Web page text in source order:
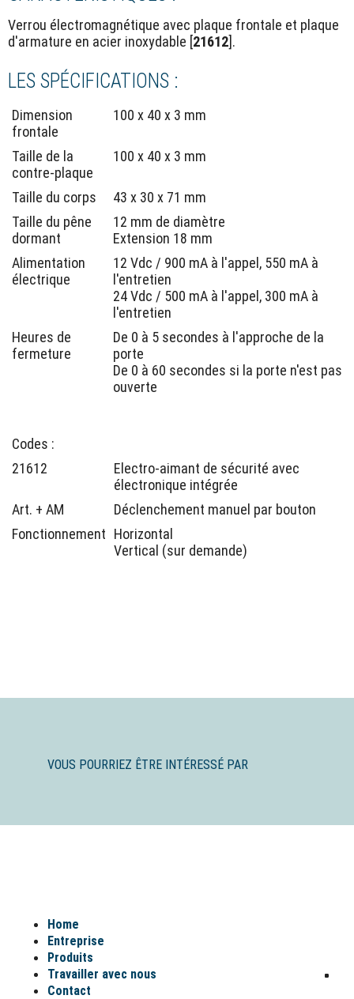
Verrou électromagnétique avec plaque frontale et plaque
d'armature en acier inoxydable [21612].
LES SPÉCIFICATIONS :
Dimension
frontale
100 x 40 x 3 mm
Taille de la
contre-plaque
100 x 40 x 3 mm
Taille du corps
43 x 30 x 71 mm
Taille du pêne
dormant
12 mm de diamètre
Extension 18 mm
Alimentation
électrique
12 Vdc / 900 mA à l'appel, 550 mA à
l'entretien
24 Vdc / 500 mA à l'appel, 300 mA à
l'entretien
Heures de
fermeture
De 0 à 5 secondes à l'approche de la
porte
De 0 à 60 secondes si la porte n'est pas
ouverte
Codes :
21612
Electro-aimant de sécurité avec
électronique intégrée
Art. + AM
Déclenchement manuel par bouton
Fonctionnement Horizontal
Vertical (sur demande)
VOUS POURRIEZ ÊTRE INTÉRESSÉ PAR
Home
Entreprise
Produits
Travailler avec nous
Contact